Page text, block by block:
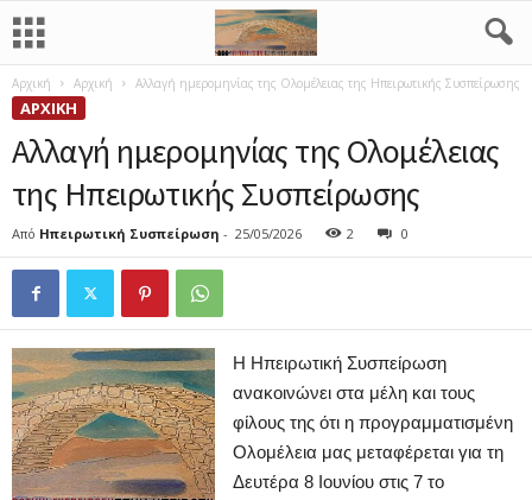
Αρχική Αρχική Αλλαγή ημερομηνίας της Ολομέλειας της Ηπειρωτικής Συσπείρωσης
ΑΡΧΙΚΉ
Αλλαγή ημερομηνίας της Ολομέλειας
της Ηπειρωτικής Συσπείρωσης
Από Ηπειρωτική Συσπείρωση - 25/05/2026 2 0
Η Ηπειρωτική Συσπείρωση
ανακοινώνει στα μέλη και τους
φίλους της ότι η προγραμματισμένη
Ολομέλεια μας μεταφέρεται για τη
Δευτέρα 8 Ιουνίου στις 7 το